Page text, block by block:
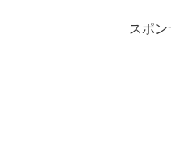
スポン